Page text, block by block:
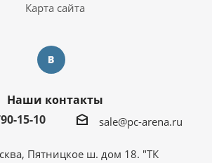
Карта сайта
Наши контакты
15-10
sale@pc-arena.ru
Пятницкое ш. дом 18. "ТК